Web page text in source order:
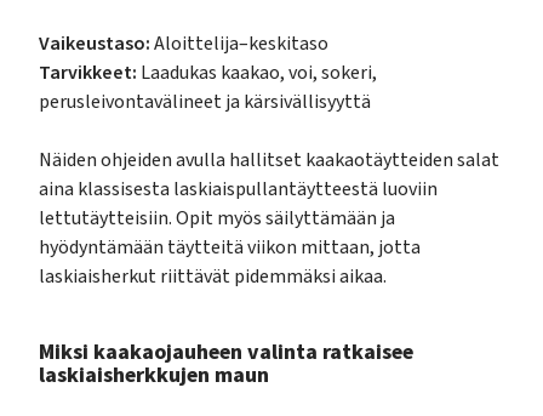
Vaikeustaso:Aloittelija–keskitaso
Tarvikkeet: Laadukas kaakao, voi, sokeri,
perusleivontavälineet ja kärsivällisyyttä
Näiden ohjeiden avulla hallitset kaakaotäytteiden salat
aina klassisesta laskiaispullantäytteestä luoviin
lettutäytteisiin. Opit myös säilyttämään ja
hyödyntämään täytteitä viikon mittaan, jotta
laskiaisherkut riittävät pidemmäksi aikaa.
Miksi kaakaojauheen valinta ratkaisee
laskiaisherkkujen maun